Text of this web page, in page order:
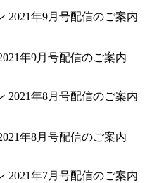
年9月号配信のご案内
年8月号配信のご案内